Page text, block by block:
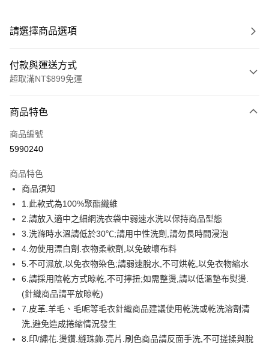
請選擇商品選項
付款與運送方式
超取滿NT$899免運
信用卡一次付款
信用卡分期付款
合作金庫商業銀行
華南商業銀行
上海商業儲蓄銀行
國泰世華商業銀行
兆豐國際商業銀行
臺灣中小企業銀行
台中商業銀行
匯豐（台灣）商業銀行
華泰商業銀行
聯邦商業銀行
遠東國際商業銀行
元大商業銀行
永豐商業銀行
玉山商業銀行
星展（台灣）商業銀行
台新國際商業銀行
台灣樂天信用卡公司
6 期 0 利率 每期
華南商業銀行
上海商業儲蓄銀行
台北富邦商業銀行
國泰世華商業銀行
兆豐國際商業銀行
臺灣中小企業銀行
台中商業銀行
匯豐（台灣）商業銀行
華泰商業銀行
聯邦商業銀行
遠東國際商業銀行
元大商業銀行
永豐商業銀行
玉山商業銀行
台新國際商業銀行
中國信託商業銀行
台灣樂天信用卡公司
12 期 0 利率 每期
合作金庫商業銀行
第一商業銀行
上海商業儲蓄銀行
台北富邦商業銀行
國泰世華商業銀行
兆豐國際商業銀行
臺灣中小企業銀行
台中商業銀行
匯豐（台灣）商業銀行
華泰商業銀行
聯邦商業銀行
元大商業銀行
永豐商業銀行
玉山商業銀行
星展（台灣）商業銀行
台新國際商業銀行
台灣樂天信用卡公司
超商取貨付款
LINE Pay
Apple Pay
街口支付
悠遊付
Google Pay
商品特色
商品編號
5990240
商品特色
商品須知
1.此款式為100%聚酯纖維
2.請放入適中之細網洗衣袋中弱速水洗以保持商品型態
3.洗滌時水溫請低於30℃;請用中性洗劑,請勿長時間浸泡
4.勿使用漂白劑.衣物柔軟劑,以免破壞布料
5.不可濕放,以免衣物染色;請弱速脫水,不可烘乾,以免衣物縮水
6.請採用陰乾方式晾乾,不可擰扭;如需整燙,請以低溫墊布熨燙.
(針織商品請平放晾乾)
7.皮革.羊毛、毛呢等毛衣針織商品建議使用乾洗或乾洗溶劑清
洗,避免造成捲縮情況發生
8.印/繡花.燙鑽.縫珠飾.亮片.刷色商品請反面手洗,不可搓揉與脫